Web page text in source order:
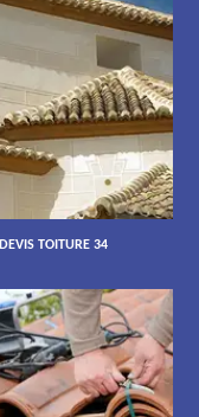
DEVIS TOITURE 34